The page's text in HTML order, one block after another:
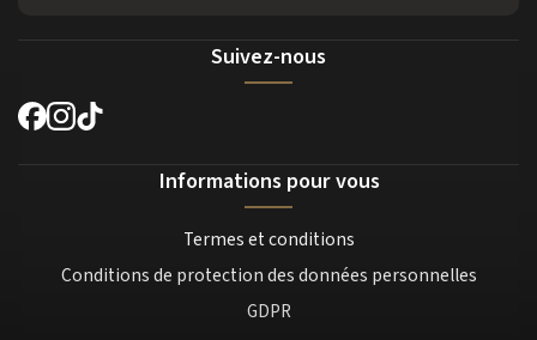
Suivez-nous
Informations pour vous
Termes et conditions
Conditions de protection des données personnelles
GDPR